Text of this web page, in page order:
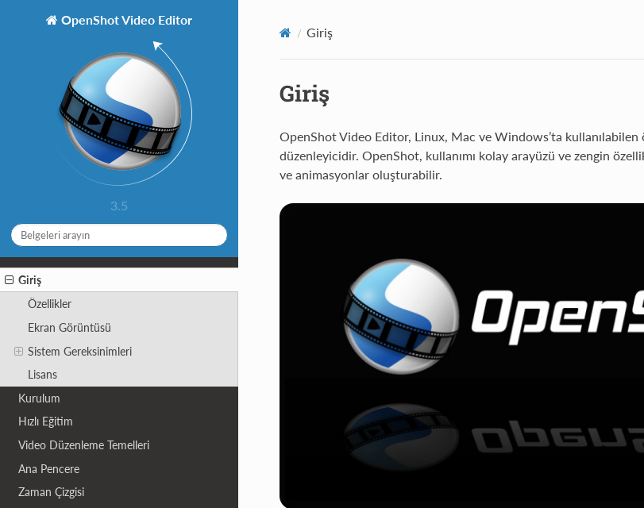
OpenShot Video Editor
3.5
Giriş
Özellikler
Ekran Görüntüsü
Sistem Gereksinimleri
Lisans
Kurulum
Hızlı Eğitim
Video Düzenleme Temelleri
Ana Pencere
Zaman Çizgisi
Giriş
Giriş
OpenShot Video Editor, Linux, Mac ve Windows’ta kullanılabilen
düzenleyicidir. OpenShot, kullanımı kolay arayüzü ve zengin
ve animasyonlar oluşturabilir.